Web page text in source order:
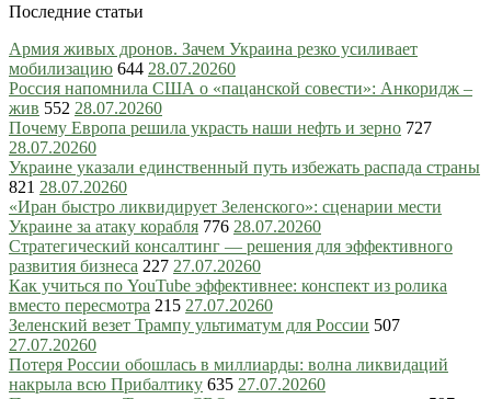
Последние статьи
Армия живых дронов. Зачем Украина резко усиливает
мобилизацию 644 28.07.20260
Россия напомнила США о «пацанской совести»: Анкоридж –
жив 552 28.07.20260
Почему Европа решила украсть наши нефть и зерно 727
28.07.20260
Украине указали единственный путь избежать распада страны
821 28.07.20260
«Иран быстро ликвидирует Зеленского»: сценарии мести
Украине за атаку корабля 776 28.07.20260
Стратегический консалтинг — решения для эффективного
развития бизнеса 227 27.07.20260
Как учиться по YouTube эффективнее: конспект из ролика
вместо пересмотра 215 27.07.20260
Зеленский везет Трампу ультиматум для России 507
27.07.20260
Потеря России обошлась в миллиарды: волна ликвидаций
накрыла всю Прибалтику 635 27.07.20260